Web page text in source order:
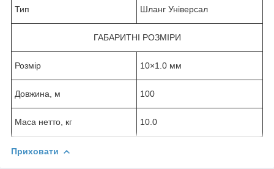
Тип Шланг Універсал
ГАБАРИТНІ РОЗМІРИ
Розмір 10×1.0 мм
Довжина, м 100
Маса нетто, кг 10.0
Приховати